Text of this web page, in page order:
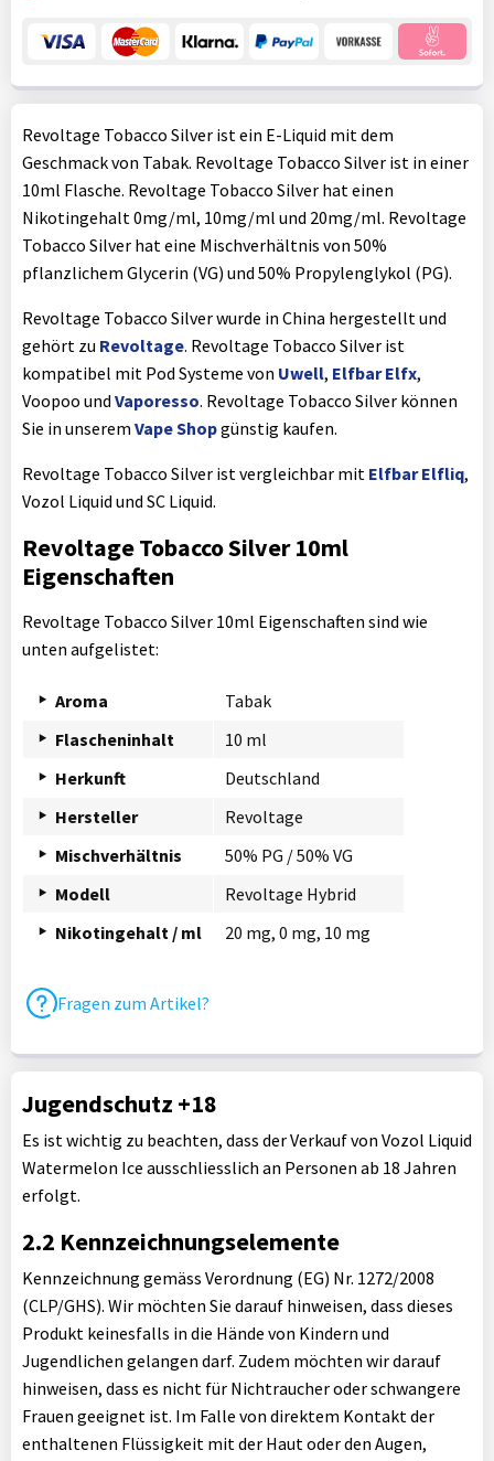
Revoltage Tobacco Silver ist ein E-Liquid mit dem
Geschmack von Tabak. Revoltage Tobacco Silver ist in einer
10ml Flasche. Revoltage Tobacco Silver hat einen
Nikotingehalt 0mg/ml, 10mg/ml und 20mg/ml. Revoltage
Tobacco Silver hat eine Mischverhältnis von 50%
pflanzlichem Glycerin (VG) und 50% Propylenglykol (PG).
Revoltage Tobacco Silver wurde in China hergestellt und
gehört zu Revoltage. Revoltage Tobacco Silver ist
kompatibel mit Pod Systeme von Uwell, Elfbar Elfx,
Voopoo und Vaporesso. Revoltage Tobacco Silver können
Sie in unserem Vape Shopgünstig kaufen.
Revoltage Tobacco Silver ist vergleichbar mit Elfbar Elfliq,
Vozol Liquid und SC Liquid.
Revoltage Tobacco Silver 10ml
Eigenschaften
Revoltage Tobacco Silver 10ml Eigenschaften sind wie
unten aufgelistet:
Aroma
Tabak
Flascheninhalt
10 ml
Herkunft
Deutschland
Hersteller
Revoltage
Mischverhältnis
50% PG / 50% VG
Modell
Revoltage Hybrid
Nikotingehalt / ml
20 mg, 0 mg, 10 mg
Fragen zum Artikel?
Jugendschutz +18
Es ist wichtig zu beachten, dass der Verkauf von Vozol Liquid
Watermelon Ice ausschliesslich an Personen ab 18 Jahren
erfolgt.
2.2 Kennzeichnungselemente
Kennzeichnung gemäss Verordnung (EG) Nr. 1272/2008
(CLP/GHS). Wir möchten Sie darauf hinweisen, dass dieses
Produkt keinesfalls in die Hände von Kindern und
Jugendlichen gelangen darf. Zudem möchten wir darauf
hinweisen, dass es nicht für Nichtraucher oder schwangere
Frauen geeignet ist. Im Falle von direktem Kontakt der
enthaltenen Flüssigkeit mit der Haut oder den Augen,